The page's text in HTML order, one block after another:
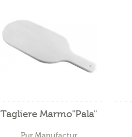
Tagliere Marmo"Pala"